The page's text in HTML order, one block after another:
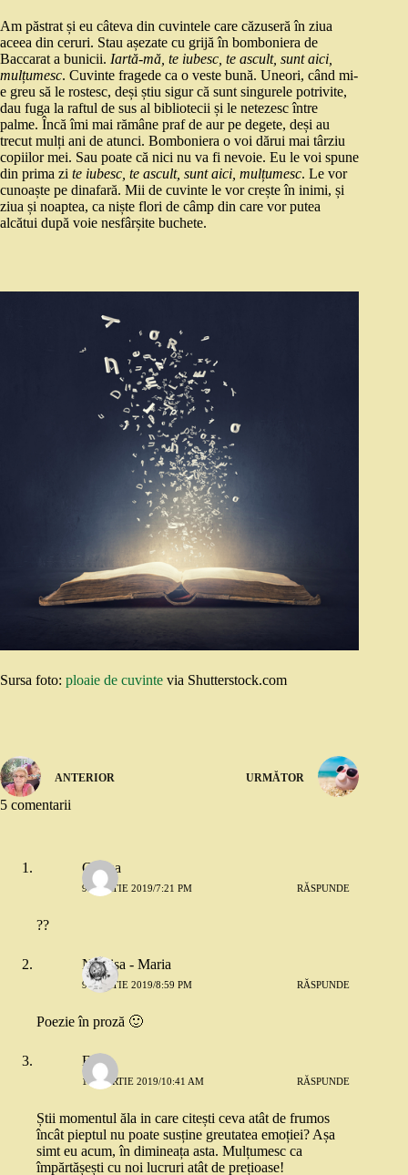
Am păstrat și eu câteva din cuvintele care căzuseră în ziua
aceea din ceruri. Stau așezate cu grijă în bomboniera de
Baccarat a bunicii. Iartă-mă, te iubesc, te ascult, sunt aici,
mulțumesc. Cuvinte fragede ca o veste bună. Uneori, când mi-
e greu să le rostesc, deși știu sigur că sunt singurele potrivite,
dau fuga la raftul de sus al bibliotecii și le netezesc între
palme. Încă îmi mai rămâne praf de aur pe degete, deși au
trecut mulți ani de atunci. Bomboniera o voi dărui mai târziu
copiilor mei. Sau poate că nici nu va fi nevoie. Eu le voi spune
din prima zi te iubesc, te ascult, sunt aici, mulțumesc. Le vor
cunoaște pe dinafară. Mii de cuvinte le vor crește în inimi, și
ziua și noaptea, ca niște flori de câmp din care vor putea
alcătui după voie nesfârșite buchete.
Sursa foto: ploaie de cuvinte via Shutterstock.com
ANTERIOR URMĂTOR
5 comentarii
Corina
9 MARTIE 2019/7:21 PM RĂSPUNDE
??
Narcisa - Maria
9 MARTIE 2019/8:59 PM RĂSPUNDE
Poezie în proză 🙂
Eliza
10 MARTIE 2019/10:41 AM RĂSPUNDE
Știi momentul ăla in care citești ceva atât de frumos
încât pieptul nu poate susține greutatea emoției? Așa
simt eu acum, în dimineața asta. Mulțumesc ca
împărtășești cu noi lucruri atât de prețioase!